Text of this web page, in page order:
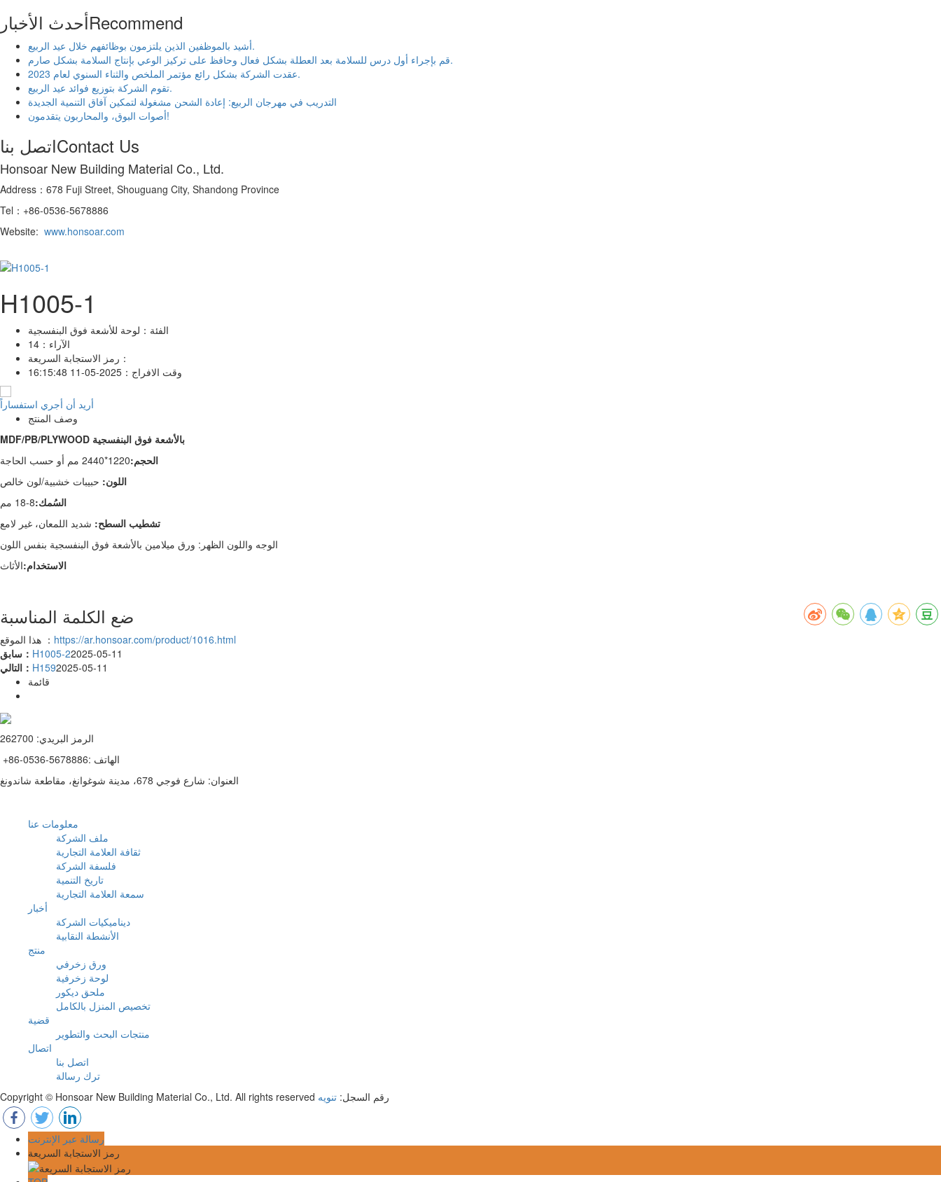
أحدث الأخبارRecommend
أشيد بالموظفين الذين يلتزمون بوظائفهم خلال عيد الربيع.
قم بإجراء أول درس للسلامة بعد العطلة بشكل فعال وحافظ على تركيز الوعي بإنتاج السلامة بشكل صارم.
عقدت الشركة بشكل رائع مؤتمر الملخص والثناء السنوي لعام 2023.
تقوم الشركة بتوزيع فوائد عيد الربيع.
التدريب في مهرجان الربيع: إعادة الشحن مشغولة لتمكين آفاق التنمية الجديدة
أصوات البوق، والمحاربون يتقدمون!
اتصل بناContact Us
Honsoar New Building Material Co., Ltd.
Address：678 Fuji Street, Shouguang City, Shandong Province
Tel：+86-0536-5678886
Website: www.honsoar.com
H1005-1
الفئة： لوحة للأشعة فوق البنفسجية
الآراء： 14
رمز الاستجابة السريعة：
وقت الافراج： 2025-05-11 16:15:48
أريد أن أجري استفساراً
وصف المنتج
MDF/PB/PLYWOOD بالأشعة فوق البنفسجية
الحجم:1220*2440 مم أو حسب الحاجة
اللون: حبيبات خشبية/لون خالص
السُمك:8-18 مم
تشطيب السطح: شديد اللمعان، غير لامع
الوجه واللون الظهر: ورق ميلامين بالأشعة فوق البنفسجية بنفس اللون
الاستخدام:الأثاث
ضع الكلمة المناسبة
هذا الموقع ： https://ar.honsoar.com/product/1016.html
سابق： H1005-22025-05-11
التالي： H1592025-05-11
قائمة
الرمز البريدي: 262700
+86-0536-5678886: الهاتف
العنوان: شارع فوجي 678، مدينة شوغوانغ، مقاطعة شاندونغ
معلومات عنا
ملف الشركة
ثقافة العلامة التجارية
فلسفة الشركة
تاريخ التنمية
سمعة العلامة التجارية
أخبار
ديناميكيات الشركة
الأنشطة النقابية
منتج
ورق زخرفي
لوحة زخرفية
ملحق ديكور
تخصيص المنزل بالكامل
قضية
منتجات البحث والتطوير
اتصال
اتصل بنا
ترك رسالة
Copyright © Honsoar New Building Material Co., Ltd. All rights reserved رقم السجل: تنويه
رسالة عبر الإنترنت
رمز الاستجابة السريعة